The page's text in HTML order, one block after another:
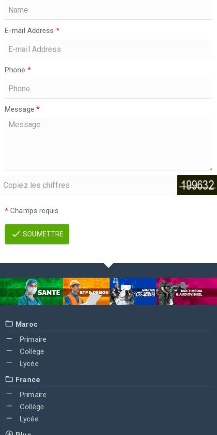
E-mail Address *
Phone *
Message *
* Champs requis
SOUMETTRE
Maroc
Primaire
Collège
Lycée
France
Primaire
Collège
Lycée